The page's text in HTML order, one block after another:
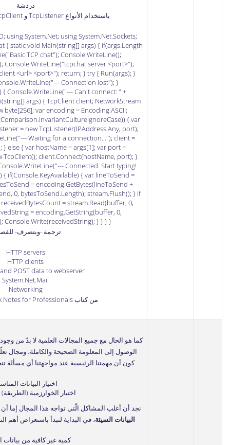
دردشة
باستخدام الأنواع TcpListener و TcpClient و NetworkStream.
using System.Net; using System.Net.Sockets;
{ static void Main(string[] args) { if(args.Length
TCP chat"); Console.WriteLine();
Console.WriteLine("tcpchat server <port>");
<url> <port>"); return; } try { Run(args); }
Connection lost"); }
{ Console.WriteLine("--- Can't connect: " +
args) { TcpClient client; NetworkStream
var encoding = Encoding.ASCII;
{ var
= new TcpListener(IPAddress.Any, port);
Waiting for a connection..."); client =
} else { var hostName = args[1]; var port =
TcpClient(); client.Connect(hostName, port); }
Connected. Start typing!
{ if(Console.KeyAvailable) { var lineToSend =
= encoding.GetBytes(lineToSend +
0, bytesToSend.Length); stream.Flush(); } if
= stream.Read(buffer, 0,
= encoding.GetString(buffer, 0,
Console.Write(receivedString); } } } }
ترجمة -وبتصرف-
HTTP servers
HTTP clients
POST data to webserver
System.Net.Mail
Networking
من كتابNotes for Professionals
كما هو الحال مع جميع المجالات العلمية لا بدّ من
الوصول إلى المعلومة الصحيحة والكاملة، ومجال
كون أن مهمتنا الرئيسية عند مواجهتنا أي مسألة
اختيار البيانات
اختيار الخوارزمية
نجد أن أغلب المشاكل الّتي تواجه هذا المجال إما
البيانات السيئة، في البداية لنبدأ باستعراض أهم
كمية غير كافية من بيانات